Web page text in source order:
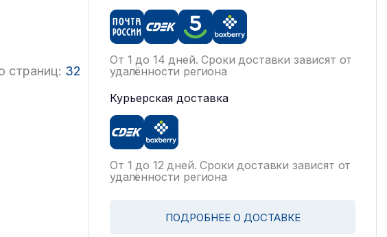
страниц: 32
От 1 до 14 дней. Сроки доставки зависят от
удалённости региона
Курьерская доставка
От 1 до 12 дней. Сроки доставки зависят от
удалённости региона
ПОДРОБНЕЕ О ДОСТАВКЕ